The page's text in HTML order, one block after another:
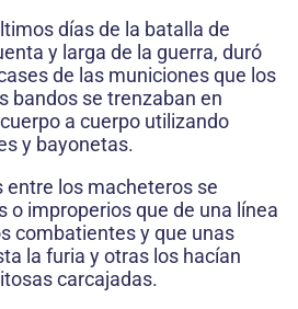
días de la batalla de
y larga de la guerra, duró
de las municiones que los
bandos se trenzaban en
a cuerpo utilizando
y bayonetas.
los macheteros se
o improperios que de una línea
combatientes y que unas
la furia y otras los hacían
carcajadas.